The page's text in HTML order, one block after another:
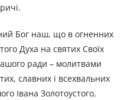
Бог наш, що в огненних
Духа на святих Своїх
ради – молитвами
славних і всехвальних
Івана Золотоустого,